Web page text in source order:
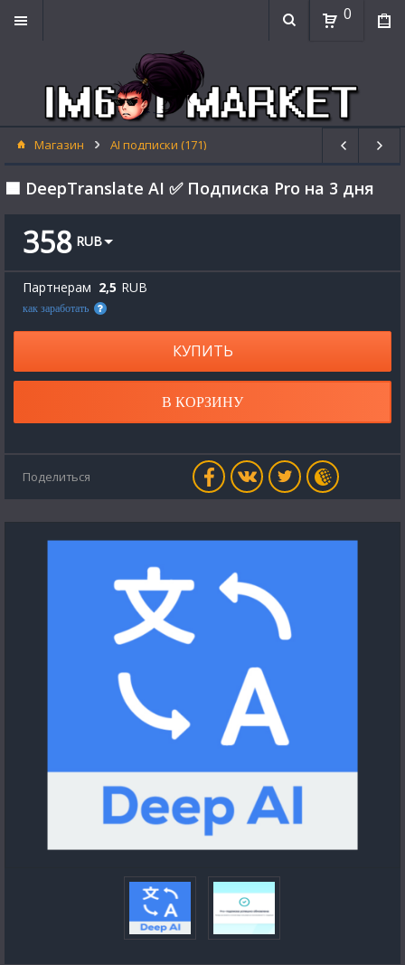
0
Магазин AI подписки (171)
🟦 DeepTranslate AI ✅ Подписка Pro на 3 дня
358 RUB
Партнерам 2,5 RUB
как заработать
КУПИТЬ
В КОРЗИНУ
Поделиться